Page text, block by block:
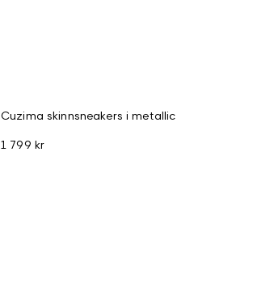
Cuzima skinnsneakers i metallic
1 799 kr